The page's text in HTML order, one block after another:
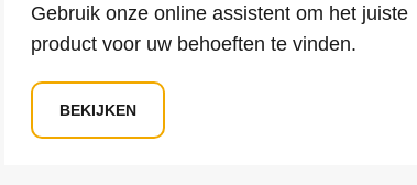
Gebruik onze online assistent om het juiste
product voor uw behoeften te vinden.
BEKIJKEN